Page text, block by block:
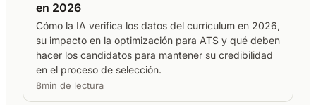
en 2026
Cómo la IA verifica los datos del currículum en 2026,
su impacto en la optimización para ATS y qué deben
hacer los candidatos para mantener su credibilidad
en el proceso de selección.
8min de lectura